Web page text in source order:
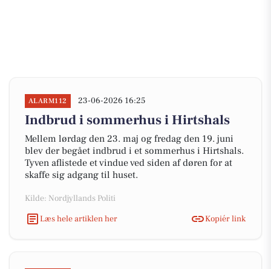
ALARM112 23-06-2026 16:25
Indbrud i sommerhus i Hirtshals
Mellem lørdag den 23. maj og fredag den 19. juni
blev der begået indbrud i et sommerhus i Hirtshals.
Tyven aflistede et vindue ved siden af døren for at
skaffe sig adgang til huset.
Kilde: Nordjyllands Politi
Læs hele artiklen her
Kopiér link